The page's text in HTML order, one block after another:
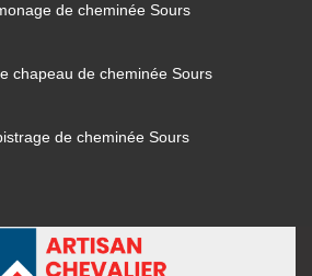
de cheminée Sours
chapeau de cheminée Sours
de cheminée Sours